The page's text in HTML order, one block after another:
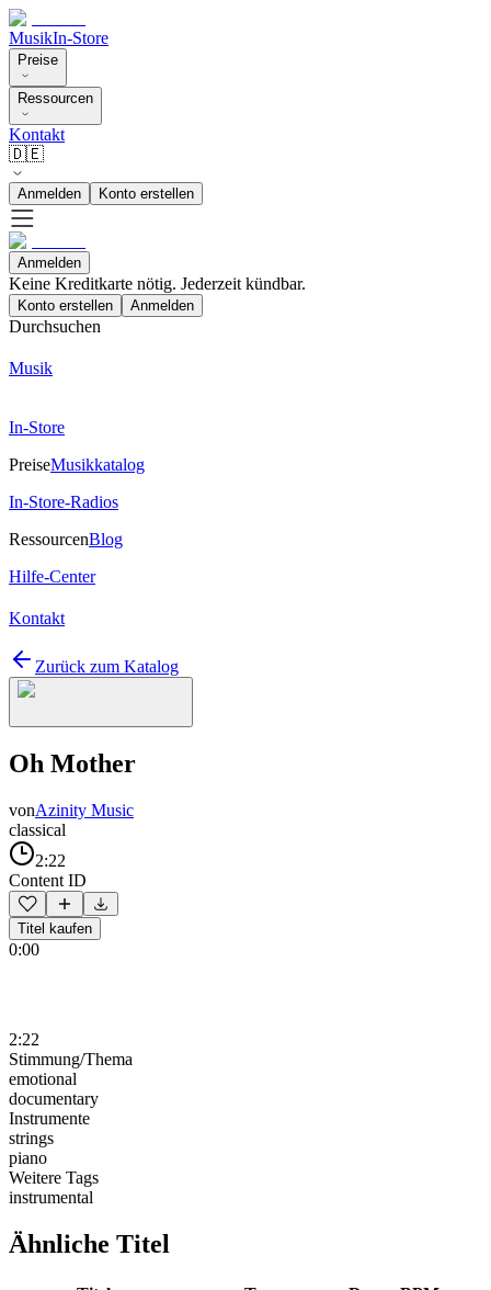
MusikIn-Store
Preise
Ressourcen
Kontakt
🇩🇪
Anmelden Konto erstellen
Anmelden
Keine Kreditkarte nötig. Jederzeit kündbar.
Konto erstellen Anmelden
Durchsuchen
Musik
In-Store
PreiseMusikkatalog
In-Store-Radios
RessourcenBlog
Hilfe-Center
Kontakt
Zurück zum Katalog
Oh Mother
vonAzinity Music
classical
2:22
Content ID
Titel kaufen
0:00
2:22
Stimmung/Thema
emotional
documentary
Instrumente
strings
piano
Weitere Tags
instrumental
Ähnliche Titel